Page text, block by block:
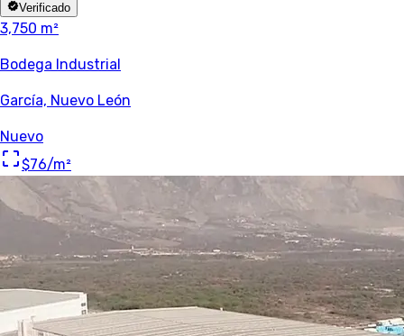
Verificado
3,750 m²
Bodega Industrial
García, Nuevo León
Nuevo
$76/m²